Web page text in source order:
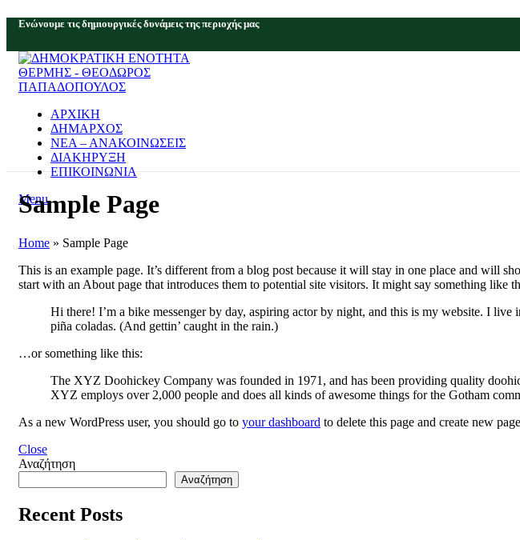
Eνώνουμε τις δημιουργικές δυνάμεις της περιοχής μας
ΑΡΧΙΚΗ
ΔΗΜΑΡΧΟΣ
ΝΕΑ – ΑΝΑΚΟΙΝΩΣΕΙΣ
ΔΙΑΚΗΡΥΞΗ
ΕΠΙΚΟΙΝΩΝΙΑ
Menu
Sample Page
Home » Sample Page
This is an example page. It’s different from a blog post because it will stay in one place and will
start with an About page that introduces them to potential site visitors. It might say something like
Hi there! I’m a bike messenger by day, aspiring actor by night, and this is my website. I live
piña coladas. (And gettin’ caught in the rain.)
…or something like this:
The XYZ Doohickey Company was founded in 1971, and has been providing quality
XYZ employs over 2,000 people and does all kinds of awesome things for the Gotham
As a new WordPress user, you should go to your dashboard to delete this page and create new
Close
Αναζήτηση
Αναζήτηση
Recent Posts